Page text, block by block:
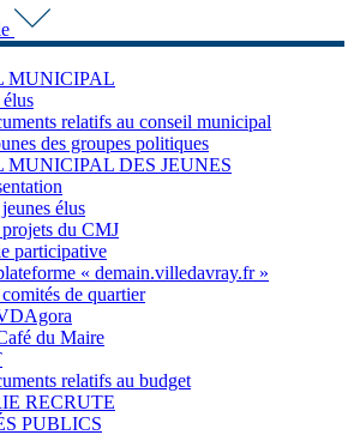
MUNICIPAL
relatifs au conseil municipal
des groupes politiques
MUNICIPAL DES JEUNES
élus
du CMJ
participative
« demain.villedavray.fr »
de quartier
du Maire
relatifs au budget
RECRUTE
PUBLICS